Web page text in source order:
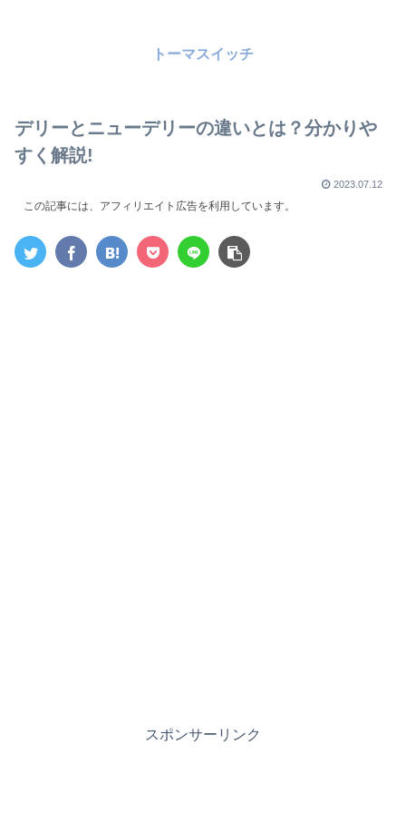
トーマスイッチ
デリーとニューデリーの違いとは？分かりや
すく解説!
2023.07.12
この記事には、アフィリエイト広告を利用しています。
スポンサーリンク